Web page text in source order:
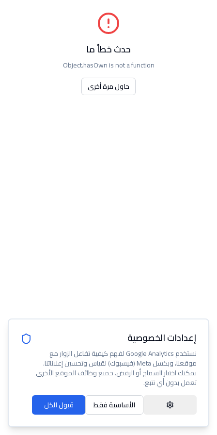
حدث خطأ ما
Object.hasOwn is not a function
حاول مرة أخرى
إعدادات الخصوصية
نستخدم Google Analytics لفهم كيفية تفاعل الزوار مع
موقعنا، وبكسل Meta (فيسبوك) لقياس وتحسين إعلاناتنا.
يمكنك اختيار السماح أو الرفض. جميع وظائف الموقع الأخرى
تعمل بدون أي تتبع.
قبول الكل
الأساسية فقط